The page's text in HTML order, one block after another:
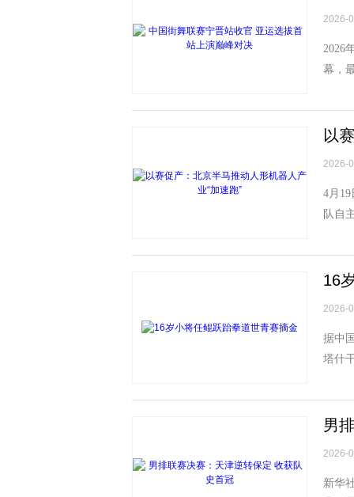
2026-
2026
幕，
以
2026-
4月
队自
16
2026-
据中
塔什
男
2026-
新华